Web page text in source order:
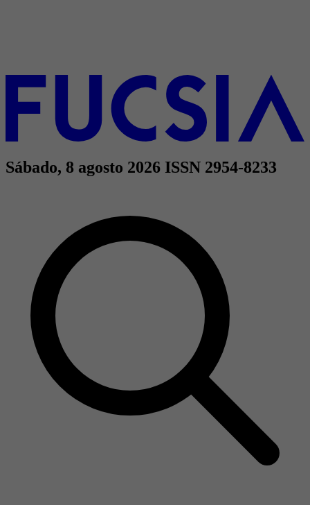
Sábado, 8 agosto 2026 ISSN 2954-8233